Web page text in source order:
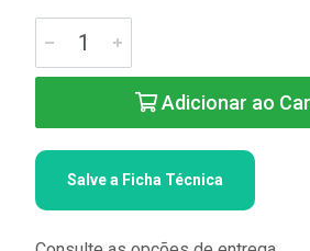
Adicionar ao
Salve a Ficha Técnica